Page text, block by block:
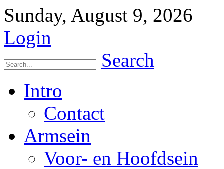
Sunday, August 9, 2026
Login
Search
Intro
Contact
Armsein
Voor- en Hoofdsein